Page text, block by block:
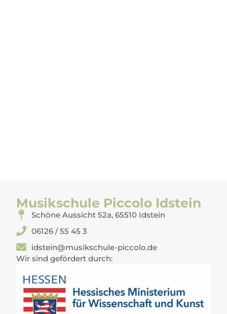
Musikschule Piccolo Idstein
Schöne Aussicht 52a, 65510 Idstein
06126 / 55 45 3
idstein@musikschule-piccolo.de
Wir sind gefördert durch: